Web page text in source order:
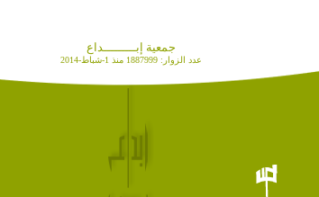
جمعية إبـــــــــداع
عدد الزوار: 1887999 منذ 1-شباط-2014